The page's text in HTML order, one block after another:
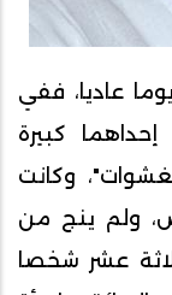
لم يكن يوم الثلاثاء 2 يونيو 2026 يوما عاديا، ففي
كبيرة
وكانت
جدا: وفاة 10 أشخاص، ولم ينج من
عشر شخصا